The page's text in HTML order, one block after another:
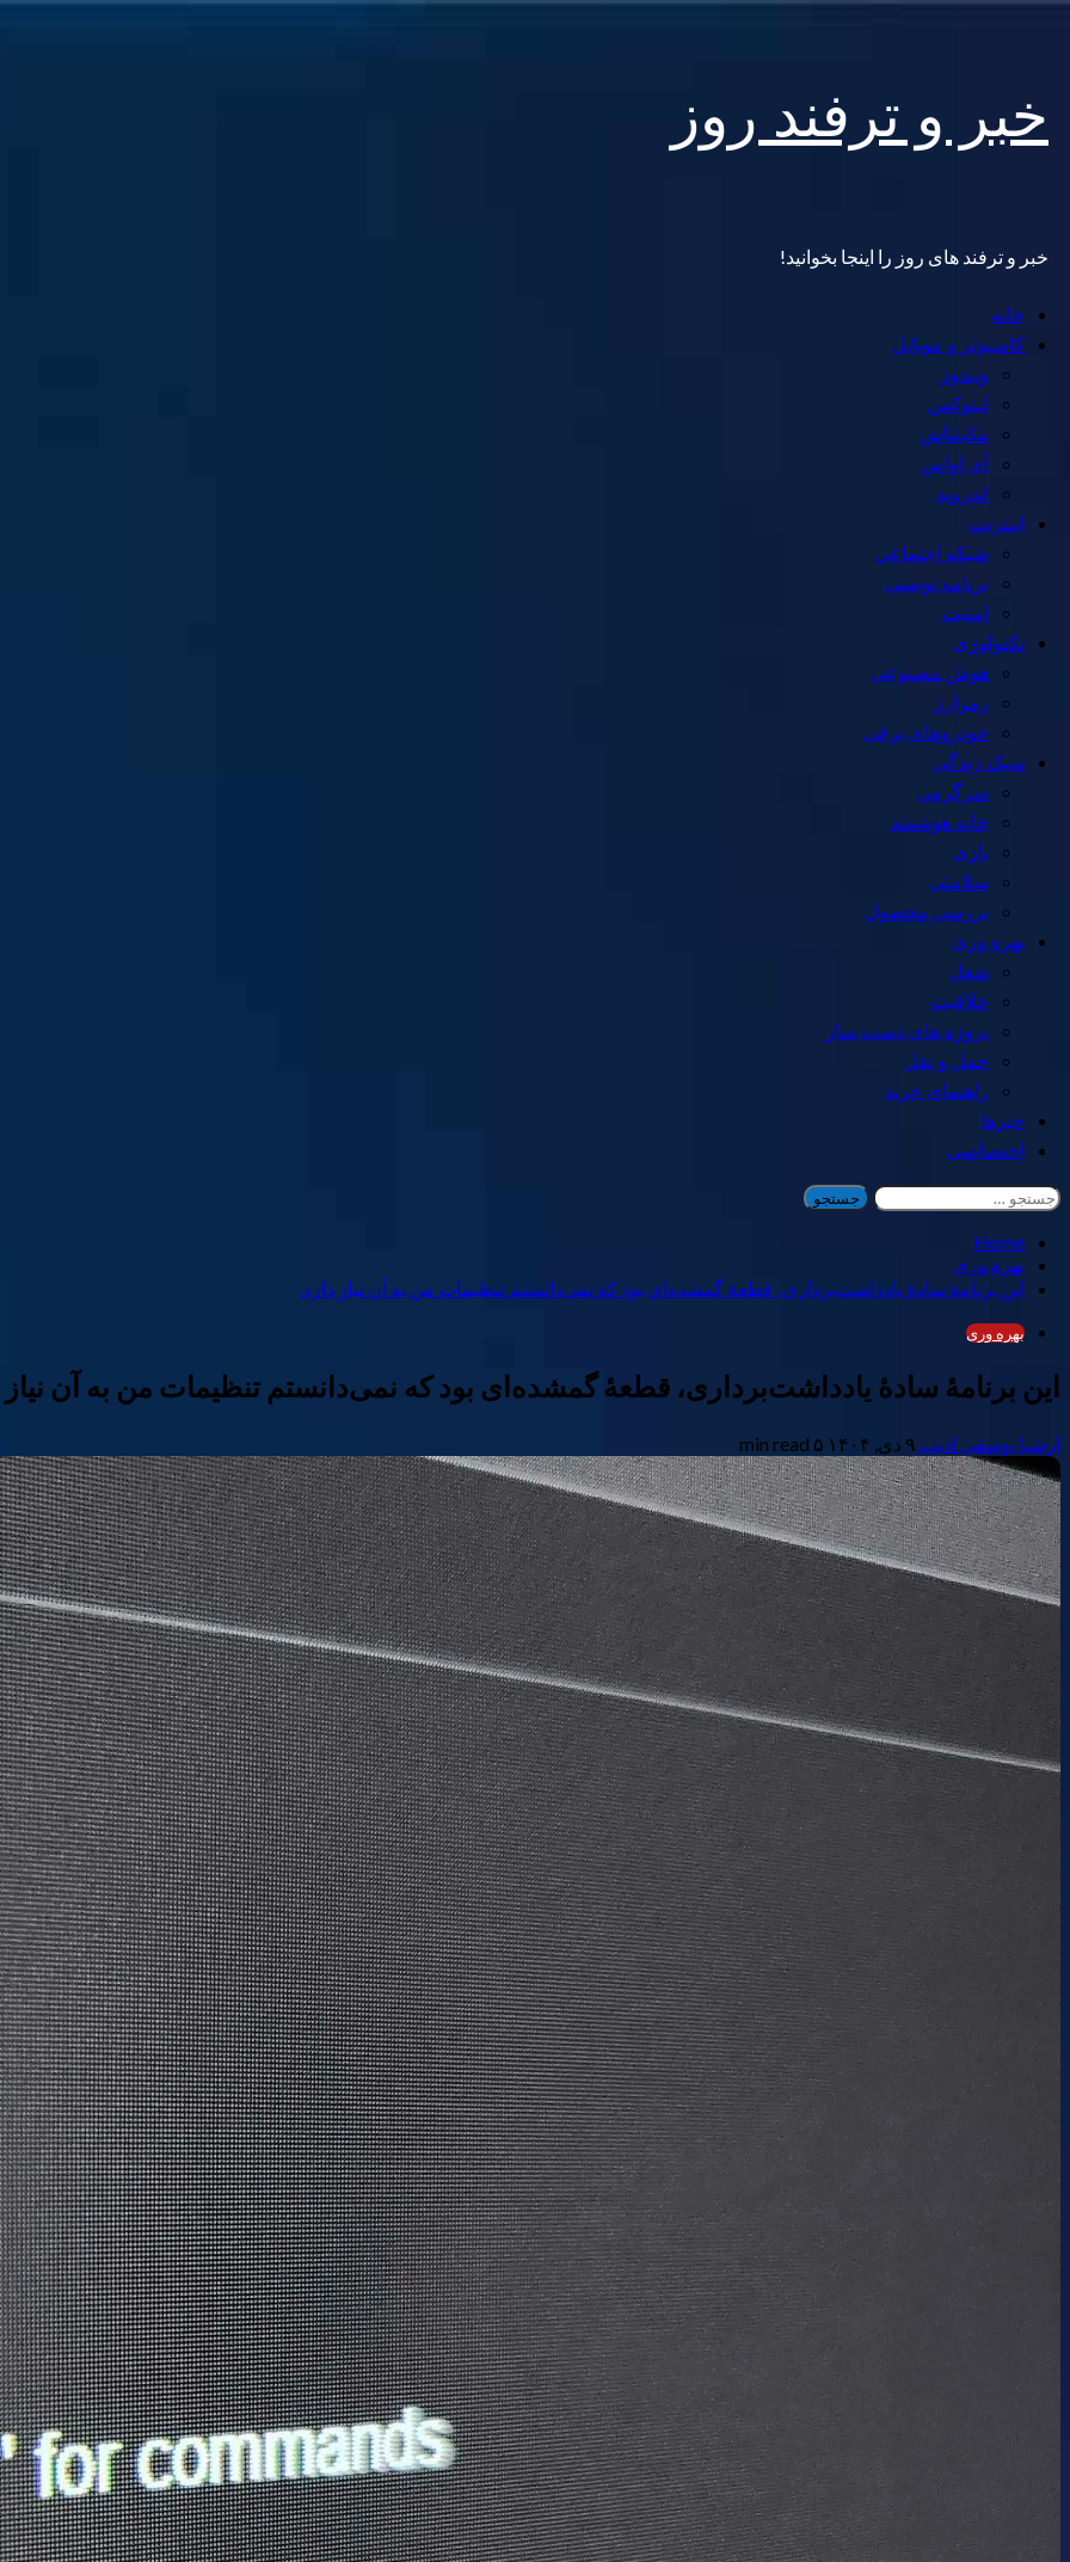
content
خبر و ترفند روز
خبر و ترفند های روز را اینجا بخوانید!
Primary
Menu
خانه
کامپیوتر و موبایل
ویندوز
لینوکس
مکینتاش
آی اواس
اندروید
اینترنت
شبکه اجتماعی
برنامه نویسی
امنیت
تکنولوژی
هوش مصنوعی
رمزارز
خودروهای برقی
سبک زندگی
سرگرمی
خانه هوشمند
بازی
سلامتی
بررسی محصول
بهره وری
شغل
خلاقیت
پروژه های دست ساز
حمل و نقل
راهنمای خرید
خبرها
اختصاصی
جستجو
برای:
Home
بهره وری
این برنامهٔ سادهٔ یادداشت‌برداری، قطعهٔ گمشده‌ای بود که نمی‌دانستم تنظیمات من به آن نیاز دارد.
بهره وری
این برنامهٔ سادهٔ یادداشت‌برداری، قطعهٔ گمشده‌ای بود که نمی‌دانستم تنظیمات من به آن نیاز
ارشیا یوسفی ادیب ۹ دی, ۱۴۰۴ ۵ min read